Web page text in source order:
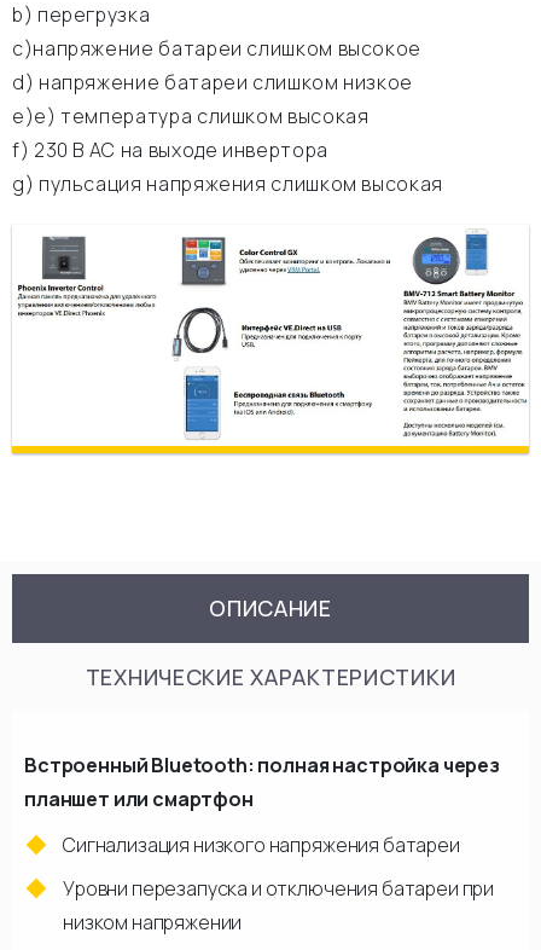
b) перегрузка
c)напряжение батареи слишком высокое
d) напряжение батареи слишком низкое
e)е) температура слишком высокая
f) 230 В АС на выходе инвертора
g) пульсация напряжения слишком высокая
ОПИСАНИЕ
ТЕХНИЧЕСКИЕ ХАРАКТЕРИСТИКИ
Встроенный Bluetooth: полная настройка через
планшет или смартфон
Сигнализация низкого напряжения батареи
Уровни перезапуска и отключения батареи при
низком напряжении